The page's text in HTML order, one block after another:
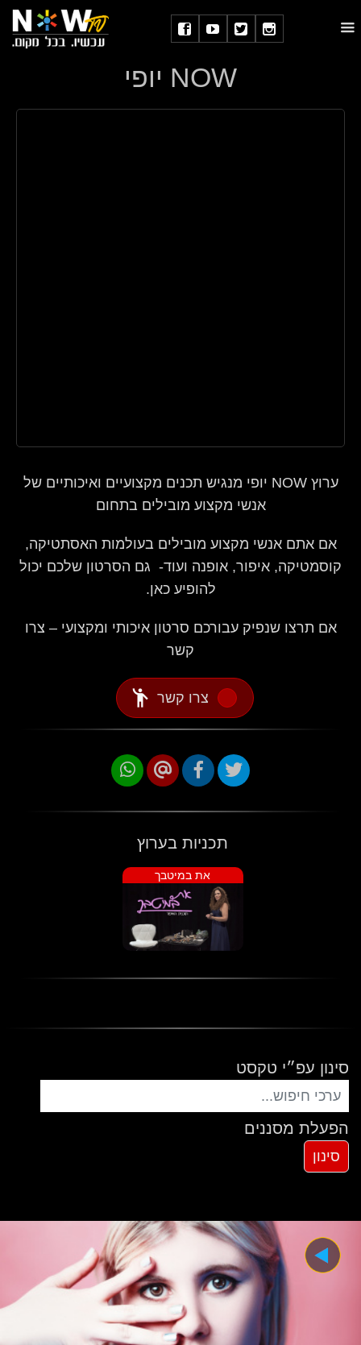
NOW יופי
ערוץ NOW יופי מנגיש תכנים מקצועיים ואיכותיים של
אנשי מקצוע מובילים בתחום
אם אתם אנשי מקצוע מובילים בעולמות האסתטיקה,
קוסמטיקה, איפור, אופנה ועוד- גם הסרטון שלכם יכול
להופיע כאן.
אם תרצו שנפיק עבורכם סרטון איכותי ומקצועי – צרו
קשר
צרו קשר emoji_people
תכניות בערוץ
את במיטבך
סינון עפ״י טקסט
הפעלת מסננים